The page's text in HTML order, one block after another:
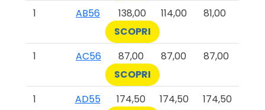
1
AB56 138,00 114,00
81,00
SCOPRI
1
AC56 87,00 87,00
87,00
SCOPRI
1
AD55 174,50 174,50
174,50